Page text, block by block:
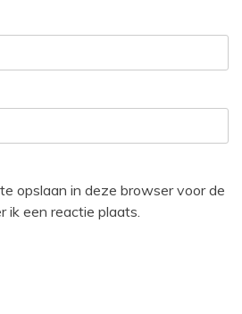
opslaan in deze browser voor de
ik een reactie plaats.